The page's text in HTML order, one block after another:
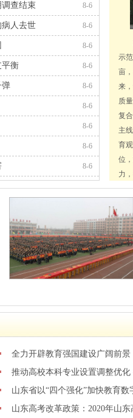
8-6
调查结束
8-6
病人去世
8-6
8-6
平衡
8-6
弹
8-6
8-6
8-6
8-6
示
亩
来
质
复
主
育
位
力
全力开辟教育强国建设广阔前景
推动高校本科专业设置调整优化
山东省以“四个强化”加快教育数
山东高考改革政策：2020年山东